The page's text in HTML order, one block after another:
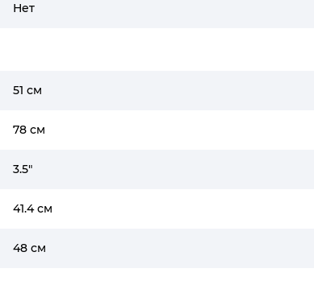
Нет
51 см
78 см
3.5"
41.4 см
48 см